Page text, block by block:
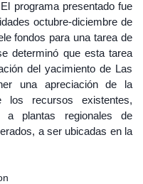
programa presentado fue
octubre-diciembre de
fondos para una tarea de
determinó que esta tarea
del yacimiento de Las
una apreciación de la
los recursos existentes,
plantas regionales de
a ser ubicadas en la